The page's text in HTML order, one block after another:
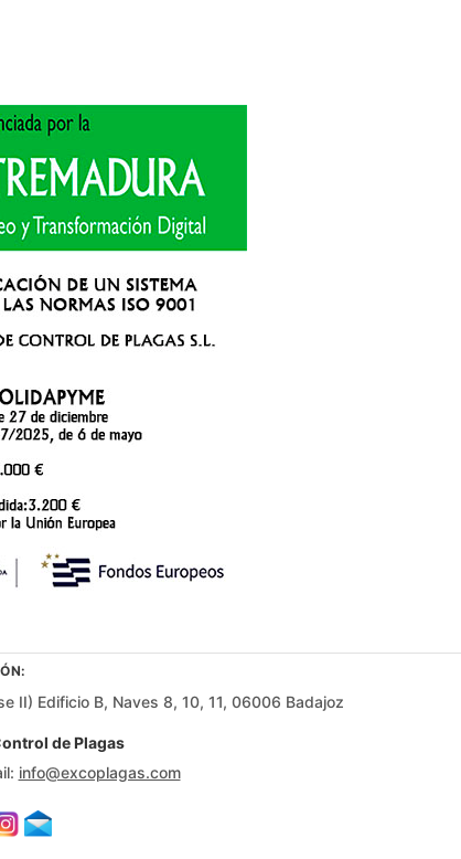
II) Edificio B, Naves 8, 10, 11, 06006 Badajoz
de Plagas
info@excoplagas.com